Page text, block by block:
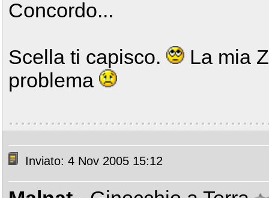
Concordo...
Scella ti capisco.
La mia
problema
Inviato: 4 Nov 2005 15:12